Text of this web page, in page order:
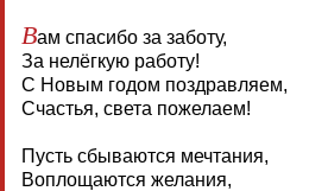
Вам спасибо за заботу,
За нелёгкую работу!
С Новым годом поздравляем,
Счастья, света пожелаем!
Пусть сбываются мечтания,
Воплощаются желания,